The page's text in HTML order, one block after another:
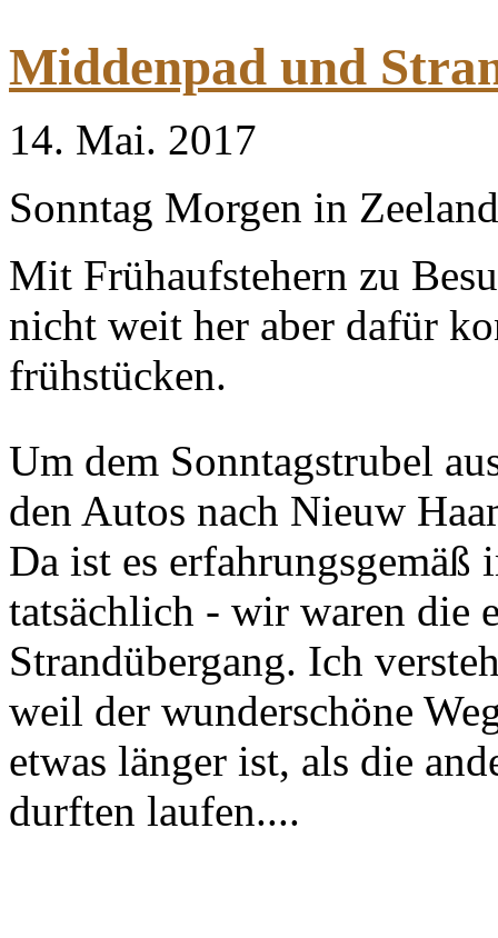
Middenpad und
14. Mai. 2017
Sonntag Morgen in
Mit Frühaufstehern zu
nicht weit her aber dafür
frühstücken.
Um dem Sonntagstrubel
den Autos nach Nieuw
Da ist es erfahrungsgemäß
tatsächlich - wir waren die
Strandübergang. Ich
weil der wunderschöne
etwas länger ist, als die
durften laufen....